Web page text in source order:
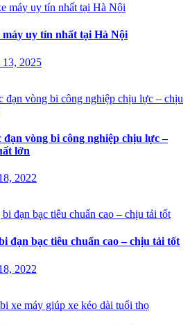
uy tín nhất tại Hà Nội
13, 2025
vòng bi công nghiệp chịu lực –
lớn
2022
đạn bạc tiêu chuẩn cao – chịu tải tốt
2022